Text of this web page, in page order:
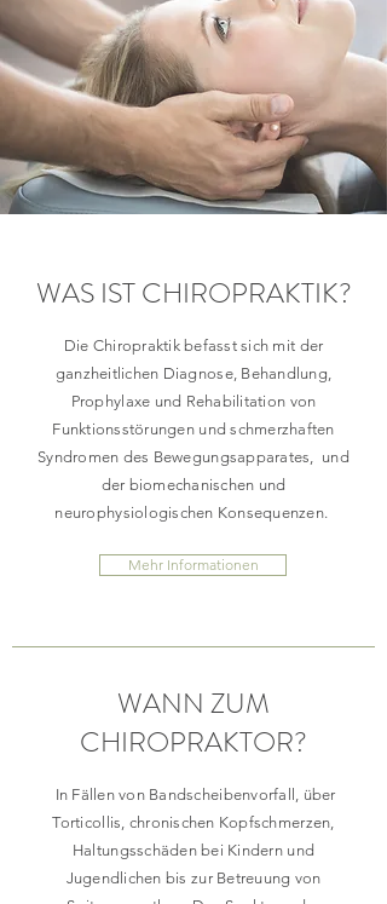
WAS IST CHIROPRAKTIK?
Die Chiropraktik befasst sich mit der
ganzheitlichen Diagnose, Behandlung,
Prophylaxe und Rehabilitation von
Funktionsstörungen und schmerzhaften
Syndromen des Bewegungsapparates, und
der biomechanischen und
neurophysiologischen Konsequenzen.
Mehr Informationen
WANN ZUM
CHIROPRAKTOR?
In Fällen von Bandscheibenvorfall, über
Torticollis, chronischen Kopfschmerzen,
Haltungsschäden bei Kindern und
Jugendlichen bis zur Betreuung von